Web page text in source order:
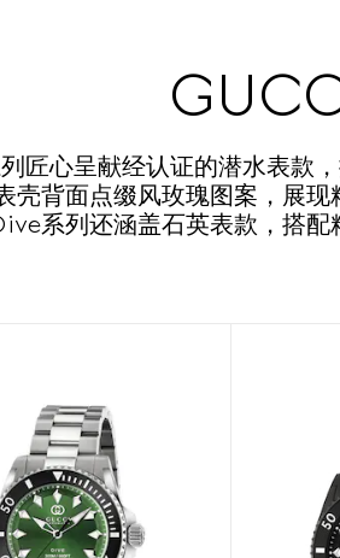
匠心呈献经认证的潜水表款
壳背面点缀风玫瑰图案，展
系列还涵盖石英表款，搭配